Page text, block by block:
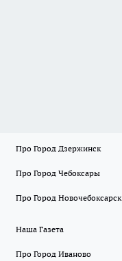
Про Город Дзержинск
Про Город Чебоксары
Про Город Новочебоксарск
Наша Газета
Про Город Иваново